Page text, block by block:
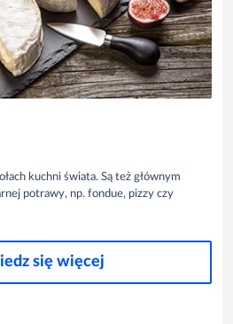
kuchni świata. Są też głównym
potrawy, np. fondue, pizzy czy
się więcej